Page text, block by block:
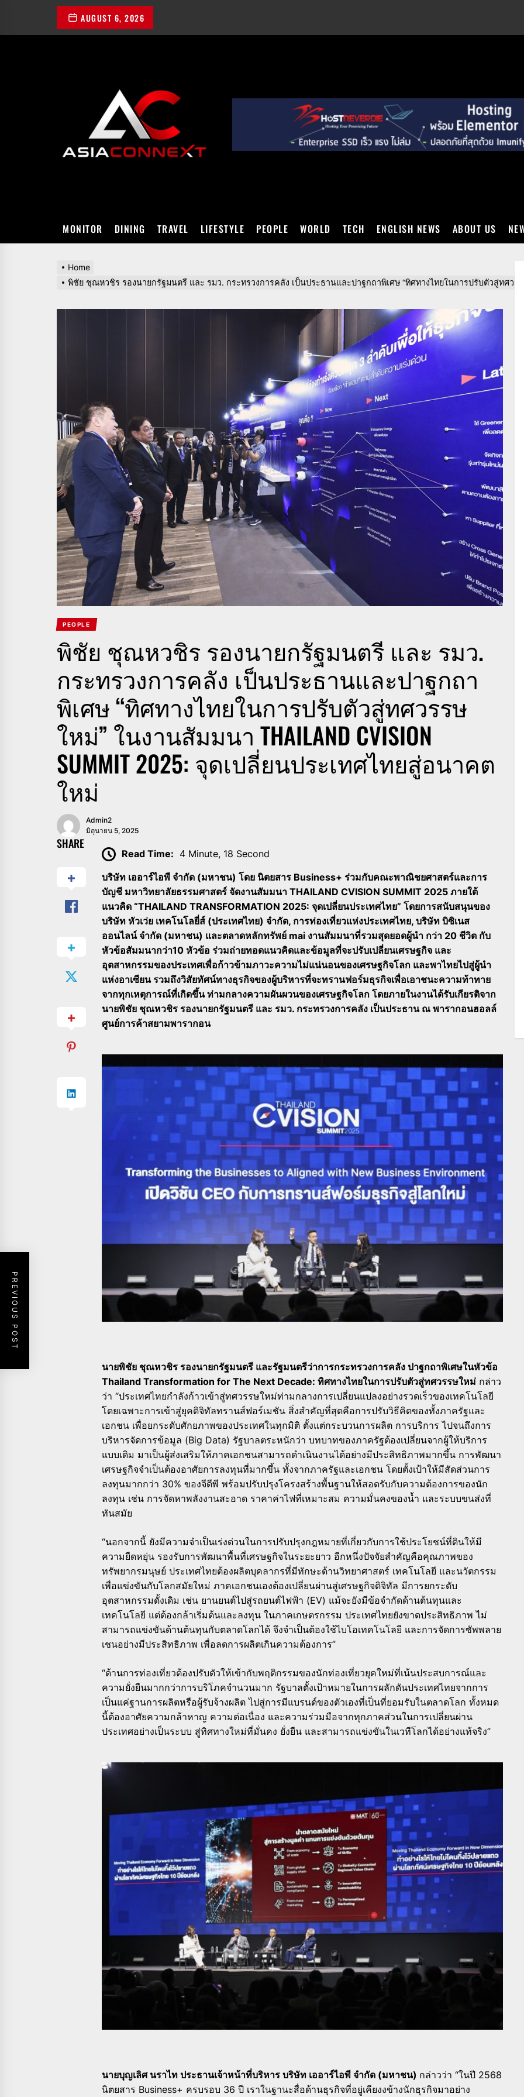
the
AUGUST 6, 2026
MONITOR DINING TRAVEL LIFESTYLE PEOPLE WORLD TECH ENGLISH NEWS ABOUT US
Home
พิชัย ชุณหวชิร รองนายกรัฐมนตรี และ รมว. กระทรวงการคลัง เป็นประธานและปาฐกถาพิเศษ “ทิศทางไทยในการปรับตัวสู่ทศวร
PEOPLE
พิชัย ชุณหวชิร รองนายกรัฐมนตรี และ รมว.
กระทรวงการคลัง เป็นประธานและปาฐกถา
พิเศษ “ทิศทางไทยในการปรับตัวสู่ทศวรรษ
ใหม่” ในงานสัมมนา THAILAND CVISION
SUMMIT 2025: จุดเปลี่ยนประเทศไทยสู่อนาคต
ใหม่
Admin2
มิถุนายน 5, 2025
SHARE
Read Time: 4 Minute, 18 Second
บริษัท เออาร์ไอพี จำกัด (มหาชน) โดย นิตยสาร Business+ ร่วมกับคณะพาณิชยศาสตร์และการ
บัญชี มหาวิทยาลัยธรรมศาสตร์ จัดงานสัมมนา THAILAND CVISION SUMMIT 2025 ภายใต้
แนวคิด “THAILAND TRANSFORMATION 2025: จุดเปลี่ยนประเทศไทย” โดยการสนับสนุนของ
บริษัท หัวเว่ย เทคโนโลยี่ส์ (ประเทศไทย) จำกัด, การท่องเที่ยวแห่งประเทศไทย, บริษัท บิซิเนส
ออนไลน์ จำกัด (มหาชน) และตลาดหลักทรัพย์ mai งานสัมมนาที่รวมสุดยอดผู้นำ กว่า 20 ชีวิต กับ
หัวข้อสัมมนากว่า10 หัวข้อ ร่วมถ่ายทอดแนวคิดและข้อมูลที่จะปรับเปลี่ยนเศรษฐกิจ และ
อุตสาหกรรมของประเทศเพื่อก้าวข้ามภาวะความไม่แน่นอนของเศรษฐกิจโลก และพาไทยไปสู่ผู้นำ
แห่งอาเซียน รวมถึงวิสัยทัศน์ทางธุรกิจของผู้บริหารที่จะทรานฟอร์มธุรกิจเพื่อเอาชนะความท้าทาย
จากทุกเหตุการณ์ที่เกิดขึ้น ท่ามกลางความผันผวนของเศรษฐกิจโลก โดยภายในงานได้รับเกียรติจาก
นายพิชัย ชุณหวชิร รองนายกรัฐมนตรี และ รมว. กระทรวงการคลัง เป็นประธาน ณ พารากอนฮอลล์
ศูนย์การค้าสยามพารากอน
นายพิชัย ชุณหวชิร รองนายกรัฐมนตรี และรัฐมนตรีว่าการกระทรวงการคลัง ปาฐกถาพิเศษในหัวข้อ
Thailand Transformation for The Next Decade: ทิศทางไทยในการปรับตัวสู่ทศวรรษใหม่ กล่าว
ว่า “ประเทศไทยกำลังก้าวเข้าสู่ทศวรรษใหม่ท่ามกลางการเปลี่ยนแปลงอย่างรวดเร็วของเทคโนโลยี
โดยเฉพาะการเข้าสู่ยุคดิจิทัลทรานส์ฟอร์เมชัน สิ่งสำคัญที่สุดคือการปรับวิธีคิดของทั้งภาครัฐและ
เอกชน เพื่อยกระดับศักยภาพของประเทศในทุกมิติ ตั้งแต่กระบวนการผลิต การบริการ ไปจนถึงการ
บริหารจัดการข้อมูล (Big Data) รัฐบาลตระหนักว่า บทบาทของภาครัฐต้องเปลี่ยนจากผู้ให้บริการ
แบบเดิม มาเป็นผู้ส่งเสริมให้ภาคเอกชนสามารถดำเนินงานได้อย่างมีประสิทธิภาพมากขึ้น การพัฒนา
เศรษฐกิจจำเป็นต้องอาศัยการลงทุนที่มากขึ้น ทั้งจากภาครัฐและเอกชน โดยตั้งเป้าให้มีสัดส่วนการ
ลงทุนมากกว่า 30% ของจีดีพี พร้อมปรับปรุงโครงสร้างพื้นฐานให้สอดรับกับความต้องการของนัก
ลงทุน เช่น การจัดหาพลังงานสะอาด ราคาค่าไฟที่เหมาะสม ความมั่นคงของน้ำ และระบบขนส่งที่
ทันสมัย
“นอกจากนี้ ยังมีความจำเป็นเร่งด่วนในการปรับปรุงกฎหมายที่เกี่ยวกับการใช้ประโยชน์ที่ดินให้มี
ความยืดหยุ่น รองรับการพัฒนาพื้นที่เศรษฐกิจในระยะยาว อีกหนึ่งปัจจัยสำคัญคือคุณภาพของ
ทรัพยากรมนุษย์ ประเทศไทยต้องผลิตบุคลากรที่มีทักษะด้านวิทยาศาสตร์ เทคโนโลยี และนวัตกรรม
เพื่อแข่งขันกับโลกสมัยใหม่ ภาคเอกชนเองต้องเปลี่ยนผ่านสู่เศรษฐกิจดิจิทัล มีการยกระดับ
อุตสาหกรรมดั้งเดิม เช่น ยานยนต์ไปสู่รถยนต์ไฟฟ้า (EV) แม้จะยังมีข้อจำกัดด้านต้นทุนและ
เทคโนโลยี แต่ต้องกล้าเริ่มต้นและลงทุน ในภาคเกษตรกรรม ประเทศไทยยังขาดประสิทธิภาพ ไม่
สามารถแข่งขันด้านต้นทุนกับตลาดโลกได้ จึงจำเป็นต้องใช้ไบโอเทคโนโลยี และการจัดการซัพพลาย
เชนอย่างมีประสิทธิภาพ เพื่อลดการผลิตเกินความต้องการ”
“ด้านการท่องเที่ยวต้องปรับตัวให้เข้ากับพฤติกรรมของนักท่องเที่ยวยุคใหม่ที่เน้นประสบการณ์และ
ความยั่งยืนมากกว่าการบริโภคจำนวนมาก รัฐบาลตั้งเป้าหมายในการผลักดันประเทศไทยจากการ
เป็นแค่ฐานการผลิตหรือผู้รับจ้างผลิต ไปสู่การมีแบรนด์ของตัวเองที่เป็นที่ยอมรับในตลาดโลก ทั้งหมด
นี้ต้องอาศัยความกล้าหาญ ความต่อเนื่อง และความร่วมมือจากทุกภาคส่วนในการเปลี่ยนผ่าน
ประเทศอย่างเป็นระบบ สู่ทิศทางใหม่ที่มั่นคง ยั่งยืน และสามารถแข่งขันในเวทีโลกได้อย่างแท้จริง”
นายบุญเลิศ นราไท ประธานเจ้าหน้าที่บริหาร บริษัท เออาร์ไอพี จำกัด (มหาชน) กล่าวว่า “ในปี 2568
นิตยสาร Business+ ครบรอบ 36 ปี เราในฐานะสื่อด้านธุรกิจที่อยู่เคียงงข้างนักธุรกิจมาอย่าง
PREVIOUS POST